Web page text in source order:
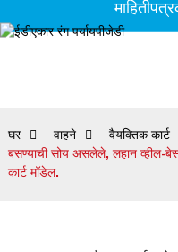
घर वाहने वैयक्तिक कार्ट
बसण्याची सोय असलेले, लहान व्हील-
कार्ट मॉडेल.